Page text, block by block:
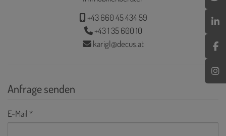
+43 660 45 434 59
+43 1 35 600 10
karigl@decus.at
Anfrage senden
E-Mail